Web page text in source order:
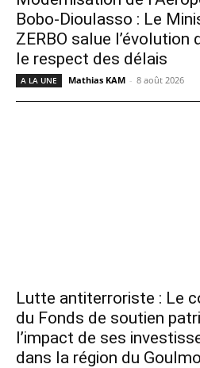
Bobo-Dioulasso : Le
ZERBO salue l’évolution
le respect des délais
A LA UNE Mathias KAM - 8 août 2026
Lutte antiterroriste : Le
du Fonds de soutien
l’impact de ses
dans la région du